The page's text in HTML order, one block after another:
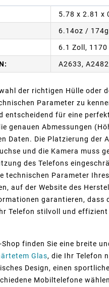
5.78 x 2.81 x
6.14oz / 174g
6.1 Zoll,
A2633,
der richtigen Hülle oder
Parameter zu
entscheidend für eine
genauen Abmessungen
Daten. Die Platzierung der
und die Kamera muss
des Telefons
technischen Parameter
auf der Website des
garantieren, dass
Telefon stilvoll und
Shop finden Sie eine breite
Glas, die Ihr Telefon
Design, einen
Mobiltelefone